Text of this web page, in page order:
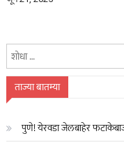
ताज्या बातम्या
पुणे! येरवडा जेलबाहेर